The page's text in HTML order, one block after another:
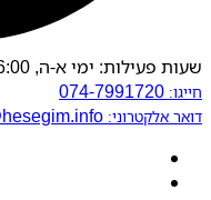
שעות פעילות: ימי א-ה, 9:00-16:00
חייגו:
דואר אלקטרוני: